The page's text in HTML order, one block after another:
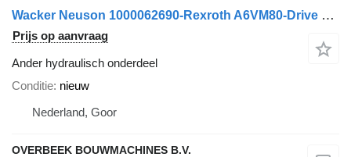
Wacker Neuson 1000062690-Rexroth A6VM80-Drive motor/Fahrmotor
Prijs op aanvraag
Ander hydraulisch onderdeel
Conditie nieuw
Nederland, Goor
OVERBEEK BOUWMACHINES B.V.